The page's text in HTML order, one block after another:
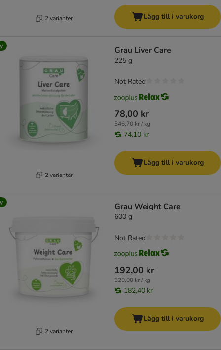
2 varianter Lägg till i varukorg
2 varianter
Grau Liver Care
225 g
78,00 kr
346,70 kr / kg
74,10 kr
Not Rated
Lägg till i varukorg
2 varianter
Grau Weight Care
600 g
192,00 kr
320,00 kr / kg
182,40 kr
Not Rated
Lägg till i varukorg